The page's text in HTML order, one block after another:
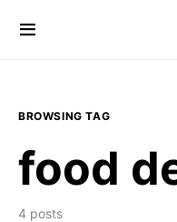
BROWSING TAG
food
4 posts